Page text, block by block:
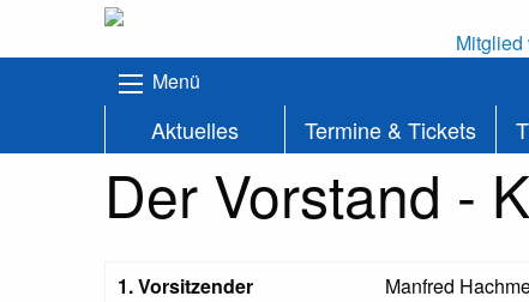
Mitglied
Menü
Aktuelles Termine & Tickets
Der Vorstand -
1. Vorsitzender Manfred